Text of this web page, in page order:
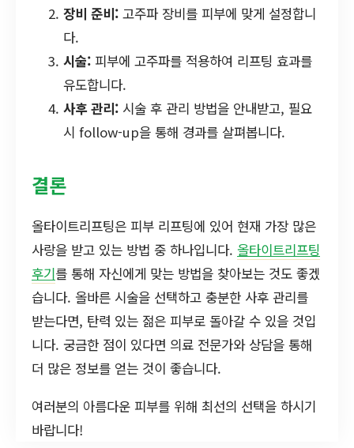
장비 준비: 고주파 장비를 피부에 맞게 설정합니
다.
시술: 피부에 고주파를 적용하여 리프팅 효과를
유도합니다.
사후 관리: 시술 후 관리 방법을 안내받고, 필요
시 follow-up을 통해 경과를 살펴봅니다.
결론
올타이트리프팅은 피부 리프팅에 있어 현재 가장 많은
사랑을 받고 있는 방법 중 하나입니다. 올타이트리프팅
후기를 통해 자신에게 맞는 방법을 찾아보는 것도 좋겠
습니다. 올바른 시술을 선택하고 충분한 사후 관리를
받는다면, 탄력 있는 젊은 피부로 돌아갈 수 있을 것입
니다. 궁금한 점이 있다면 의료 전문가와 상담을 통해
더 많은 정보를 얻는 것이 좋습니다.
여러분의 아름다운 피부를 위해 최선의 선택을 하시기
바랍니다!